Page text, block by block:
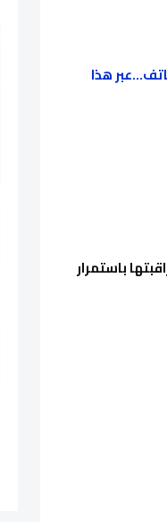
هذا
باستمرار